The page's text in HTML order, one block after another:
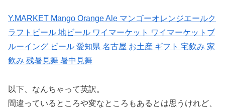
Y.MARKET Mango Orange Ale マンゴーオレンジエールク
ラフトビール 地ビール ワイマーケット ワイマーケットブ
ルーイング ビール 愛知県 名古屋 お土産 ギフト 宅飲み 家
飲み 残暑見舞 暑中見舞
以下、なんちゃって英訳。
間違っているところや変なところもあるとは思うけれど、